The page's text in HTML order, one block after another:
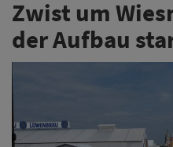
Zwist um
der Aufbau